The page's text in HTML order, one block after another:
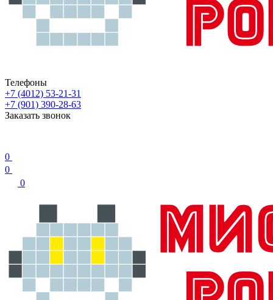
Телефоны
+7 (4012) 53-21-31
+7 (901) 390-28-63
Заказать звонок
0
0
0